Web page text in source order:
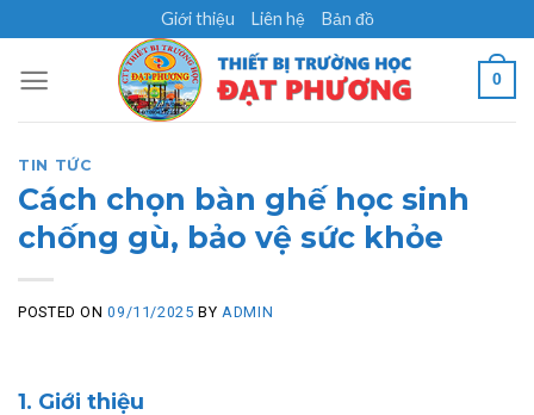
content
Giới thiệu Liên hệ Bản đồ
0
TIN TỨC
Cách chọn bàn ghế học sinh
chống gù, bảo vệ sức khỏe
POSTED ON09/11/2025 BYADMIN
1. Giới thiệu